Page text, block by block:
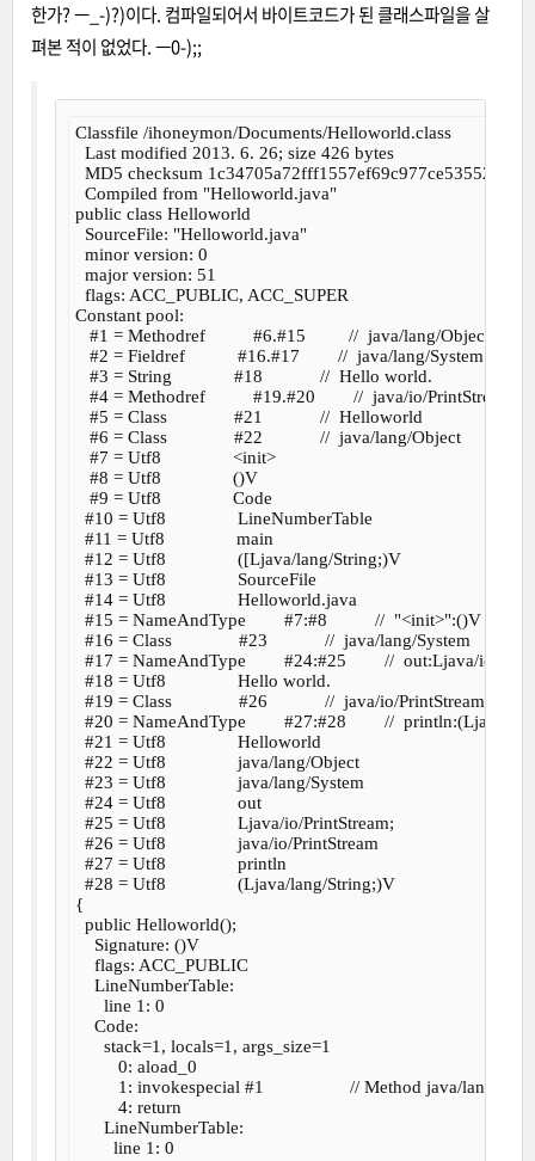
한가? ㅡ_-)?)이다. 컴파일되어서 바이트코드가 된 클래스파일을 살
펴본 적이 없었다. ㅡ0-);;
Classfile /ihoneymon/Documents/Helloworld.class
  Last modified 2013. 6. 26; size 426 bytes
  MD5 checksum 1c34705a72fff1557ef69c977ce53552
  Compiled from "Helloworld.java"
public class Helloworld
  SourceFile: "Helloworld.java"
  minor version: 0
  major version: 51
  flags: ACC_PUBLIC, ACC_SUPER
Constant pool:
#1 = Methodref          #6.#15         //  java/lang/
#2 = Fieldref           #16.#17        //  java/lang/
   #3 = String             #18            //  Hello world.
#4 = Methodref          #19.#20        //  java/io/
   #5 = Class              #21            //  Helloworld
   #6 = Class              #22            //  java/lang/Object
   #7 = Utf8               <init>
   #8 = Utf8               ()V
   #9 = Utf8               Code
  #10 = Utf8               LineNumberTable
  #11 = Utf8               main
  #12 = Utf8               ([Ljava/lang/String;)V
  #13 = Utf8               SourceFile
  #14 = Utf8               Helloworld.java
  #15 = NameAndType        #7:#8          //  "<init>":()V
  #16 = Class              #23            //  java/lang/System
#17 = NameAndType        #24:#25        //  out:Ljava/io/
  #18 = Utf8               Hello world.
  #19 = Class              #26            //  java/io/PrintStream
#20 = NameAndType        #27:#28        //  println:(Ljava/
  #21 = Utf8               Helloworld
  #22 = Utf8               java/lang/Object
  #23 = Utf8               java/lang/System
  #24 = Utf8               out
  #25 = Utf8               Ljava/io/PrintStream;
  #26 = Utf8               java/io/PrintStream
  #27 = Utf8               println
  #28 = Utf8               (Ljava/lang/String;)V
{
  public Helloworld();
    Signature: ()V
    flags: ACC_PUBLIC
    LineNumberTable:
      line 1: 0
    Code:
      stack=1, locals=1, args_size=1
         0: aload_0
1: invokespecial #1                  // Method java/lang/
         4: return
      LineNumberTable:
        line 1: 0